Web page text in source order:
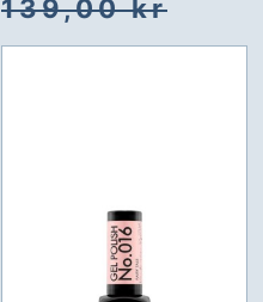
139,00 kr